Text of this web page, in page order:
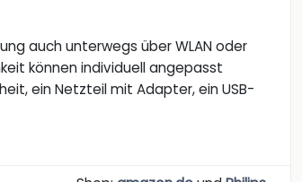
auch unterwegs über WLAN oder
können individuell angepasst
ein Netzteil mit Adapter, ein USB-